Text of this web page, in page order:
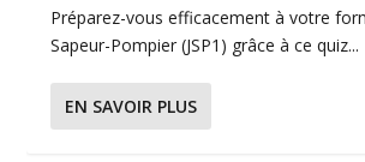
Préparez-vous efficacement à votre
Sapeur-Pompier (JSP1) grâce à ce quiz...
EN SAVOIR PLUS